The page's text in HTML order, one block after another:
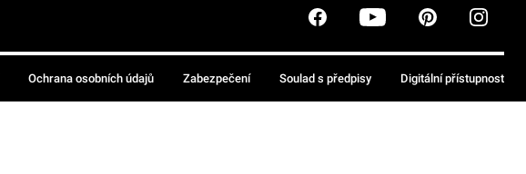
Ochrana osobních údajů Zabezpečení Soulad s předpisy Digitální přístupnost